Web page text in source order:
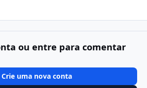
ou entre para comentar
Crie uma nova conta